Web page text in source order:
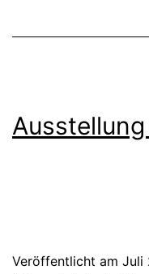
Ausstellung
Veröffentlicht am Juli